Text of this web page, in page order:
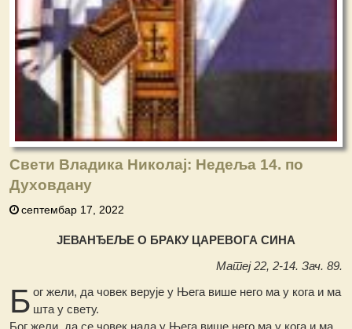
Свети Владика Николај: Недеља 14. по
Духовдану
септембар 17, 2022
ЈЕВАНЂЕЉЕ О БРАКУ ЦАРЕВОГА СИНА
Матеј 22, 2-14. Зач. 89.
Б ог жели, да човек верује у Њега више него ма у кога и ма
шта у свету.